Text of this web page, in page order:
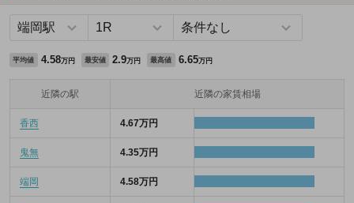
平均値 4.58万円 最安値 2.9万円 最高値 6.65万円
近隣の駅 近隣の家賃相場
香西 4.67万円
鬼無 4.35万円
端岡 4.58万円